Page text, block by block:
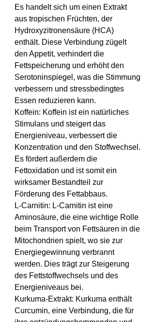
Es handelt sich um einen Extrakt
aus tropischen Früchten, der
Hydroxyzitronensäure (HCA)
enthält. Diese Verbindung zügelt
den Appetit, verhindert die
Fettspeicherung und erhöht den
Serotoninspiegel, was die Stimmung
verbessern und stressbedingtes
Essen reduzieren kann.
Koffein: Koffein ist ein natürliches
Stimulans und steigert das
Energieniveau, verbessert die
Konzentration und den Stoffwechsel.
Es fördert außerdem die
Fettoxidation und ist somit ein
wirksamer Bestandteil zur
Förderung des Fettabbaus.
L-Carnitin: L-Carnitin ist eine
Aminosäure, die eine wichtige Rolle
beim Transport von Fettsäuren in die
Mitochondrien spielt, wo sie zur
Energiegewinnung verbrannt
werden. Dies trägt zur Steigerung
des Fettstoffwechsels und des
Energieniveaus bei.
Kurkuma-Extrakt: Kurkuma enthält
Curcumin, eine Verbindung, die für